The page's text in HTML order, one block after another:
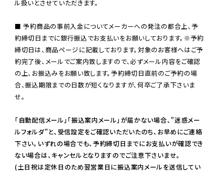
ル扱いとさせていただきます。
■ 予約商品の事前入金についてメーカーへの発注の都合上、予
約締切日までに銀行振込でお支払いをお願いしております。※予約
締切日は、商品ページに記載しております。対象のお客様へはご予
約完了後、メールでご案内致しますので、必ずメール内容をご確認
の上、お振込みをお願い致します。予約締切日直前のご予約の場
合、振込期限までの日数が短くなりますが、何卒ご了承下さいま
せ。
「自動配信メール」「振込案内メール」が届かない場合、”迷惑メー
ルフォルダ”と、受信設定をご確認いただいたのち、お早めにご連絡
下さい。いずれの場合でも、予約締切日までにお支払いが確認でき
ない場合は、キャンセルとなりますのでご注意下さいませ。
(土日祝は定休日のため翌営業日に振込案内メールを送信してい